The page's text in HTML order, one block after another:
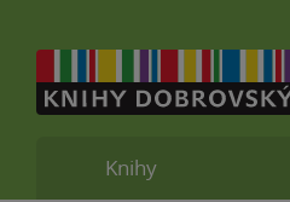
Knihy